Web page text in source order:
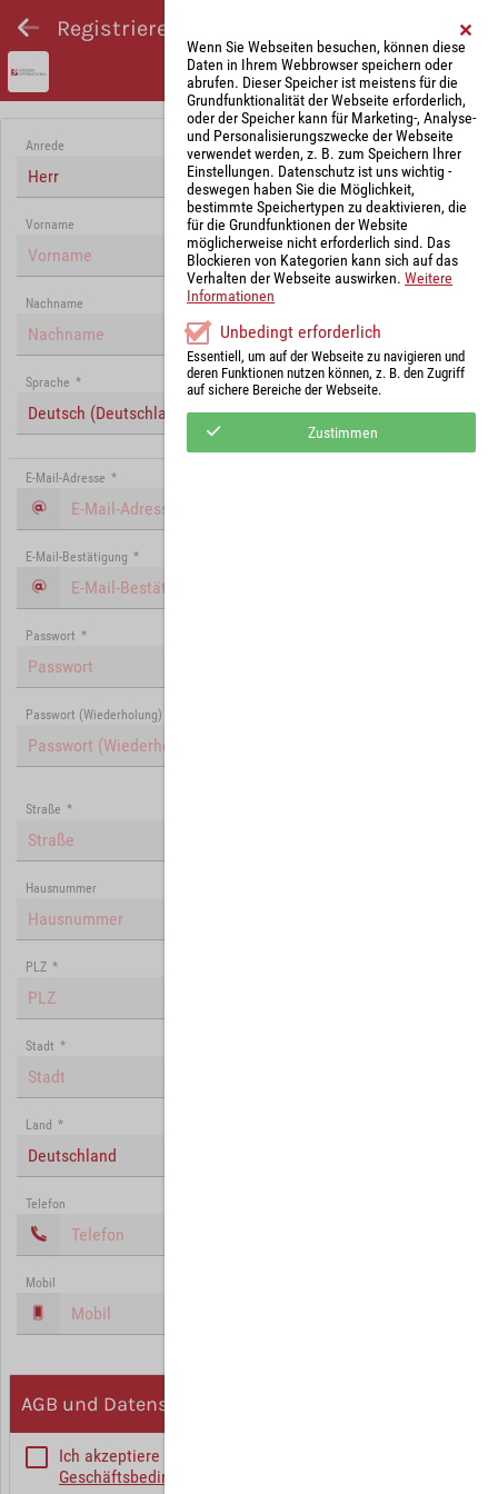
Registrieren und Angebot abgeben
Anrede
Herr
Vorname
Nachname
Sprache *
Deutsch (Deutschland)
E-Mail-Adresse *
E-Mail-Bestätigung *
Passwort *
Passwort (Wiederholung)
Straße *
Hausnummer
PLZ *
Stadt *
Land *
Deutschland
Telefon
Mobil
AGB und Datenschutz
Ich akzeptiere die
Geschäftsbedingungen
Wenn Sie Webseiten besuchen, können diese
Daten in Ihrem Webbrowser speichern oder
abrufen. Dieser Speicher ist meistens für die
Grundfunktionalität der Webseite erforderlich,
oder der Speicher kann für Marketing-, Analyse-
und Personalisierungszwecke der Webseite
verwendet werden, z. B. zum Speichern Ihrer
Einstellungen. Datenschutz ist uns wichtig -
deswegen haben Sie die Möglichkeit,
bestimmte Speichertypen zu deaktivieren, die
für die Grundfunktionen der Website
möglicherweise nicht erforderlich sind. Das
Blockieren von Kategorien kann sich auf das
Verhalten der Webseite auswirken. Weitere
Informationen
Unbedingt erforderlich
Essentiell, um auf der Webseite zu navigieren und
deren Funktionen nutzen können, z. B. den Zugriff
auf sichere Bereiche der Webseite.
Zustimmen